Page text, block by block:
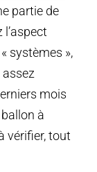
partie de
l’aspect
systèmes »,
mois
à
vérifier, tout